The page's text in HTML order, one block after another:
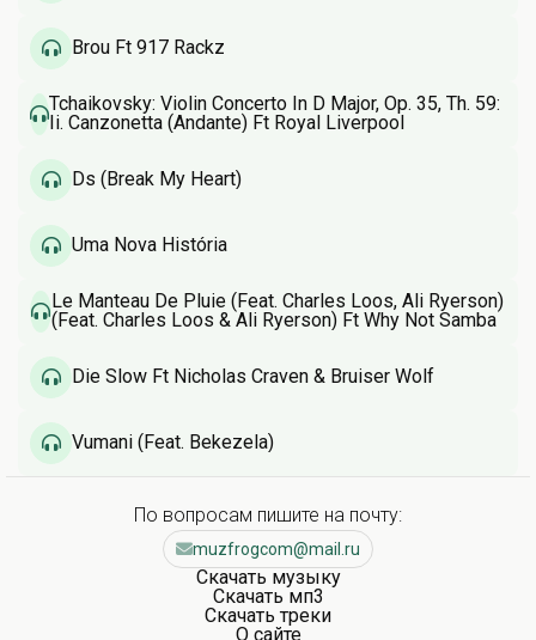
Brou Ft 917 Rackz
Tchaikovsky: Violin Concerto In D Major, Op. 35, Th. 59:
Ii. Canzonetta (Andante) Ft Royal Liverpool
Ds (Break My Heart)
Uma Nova História
Le Manteau De Pluie (Feat. Charles Loos, Ali Ryerson)
(Feat. Charles Loos & Ali Ryerson) Ft Why Not Samba
Die Slow Ft Nicholas Craven & Bruiser Wolf
Vumani (Feat. Bekezela)
По вопросам пишите на почту:
muzfrogcom@mail.ru
Скачать музыку
Скачать мп3
Скачать треки
О сайте